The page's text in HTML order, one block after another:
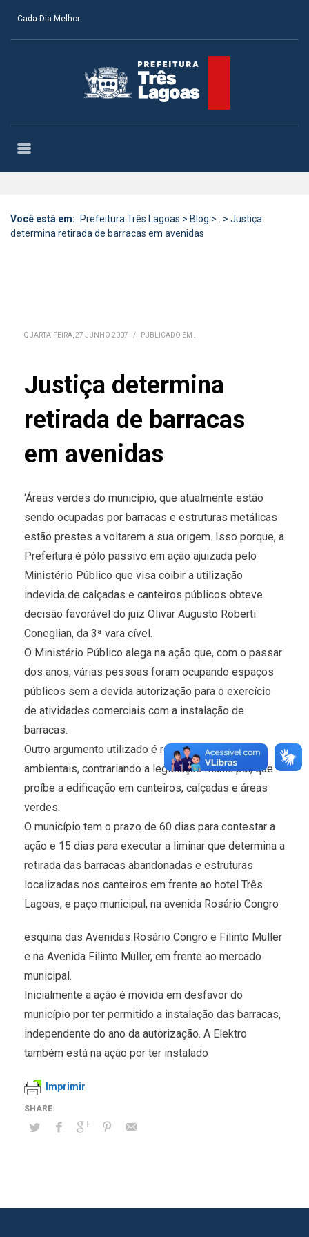
Cada Dia Melhor
Você está em: Prefeitura Três Lagoas > Blog > . > Justiça
determina retirada de barracas em avenidas
QUARTA-FEIRA, 27 JUNHO 2007 / PUBLICADO EM .
Justiça determina
retirada de barracas
em avenidas
‘Áreas verdes do município, que atualmente estão
sendo ocupadas por barracas e estruturas metálicas
estão prestes a voltarem a sua origem. Isso porque, a
Prefeitura é pólo passivo em ação ajuizada pelo
Ministério Público que visa coibir a utilização
indevida de calçadas e canteiros públicos obteve
decisão favorável do juiz Olivar Augusto Roberti
Coneglian, da 3ª vara cível.
O Ministério Público alega na ação que, com o passar
dos anos, várias pessoas foram ocupando espaços
públicos sem a devida autorização para o exercício
de atividades comerciais com a instalação de
barracas.
Outro argumento utilizado é referente aos danos
ambientais, contrariando a legislação municipal, que
proíbe a edificação em canteiros, calçadas e áreas
verdes.
O município tem o prazo de 60 dias para contestar a
ação e 15 dias para executar a liminar que determina a
retirada das barracas abandonadas e estruturas
localizadas nos canteiros em frente ao hotel Três
Lagoas, e paço municipal, na avenida Rosário Congro
esquina das Avenidas Rosário Congro e Filinto Muller
e na Avenida Filinto Muller, em frente ao mercado
municipal.
Inicialmente a ação é movida em desfavor do
município por ter permitido a instalação das barracas,
independente do ano da autorização. A Elektro
também está na ação por ter instalado
Imprimir